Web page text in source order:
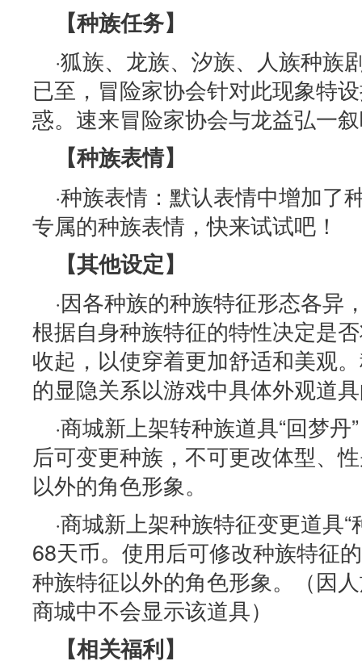
【种族任务】
·狐族、龙族、汐族、人族种族
已至，冒险家协会针对此现象特
惑。速来冒险家协会与龙益弘一
【种族表情】
·种族表情：默认表情中增加了
专属的种族表情，快来试试吧！
【其他设定】
·因各种族的种族特征形态各异
根据自身种族特征的特性决定是
收起，以使穿着更加舒适和美观
的显隐关系以游戏中具体外观道
·商城新上架转种族道具“回梦
后可变更种族，不可更改体型、
以外的角色形象。
·商城新上架种族特征变更道具
68天币。使用后可修改种族特征
种族特征以外的角色形象。（因
商城中不会显示该道具）
【相关福利】